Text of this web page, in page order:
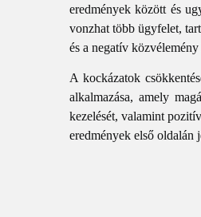
eredmények között és
vonzhat több ügyfelet,
és a negatív
A kockázatok
alkalmazása, amely
kezelését, valamint
eredmények első oldalán